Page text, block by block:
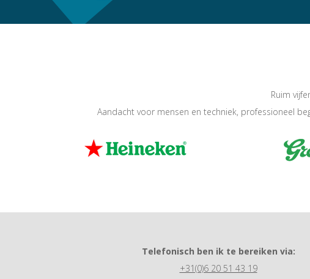
Ruim
Aandacht voor mensen en techniek, professioneel
Telefonisch ben ik te bereiken via:
+31(0)6 20 51 43 19